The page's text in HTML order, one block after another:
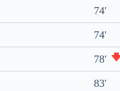
74'
74'
78'
83'